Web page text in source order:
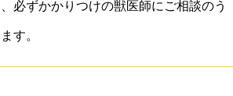
必ずかかりつけの獣医師にご相談のう
す。